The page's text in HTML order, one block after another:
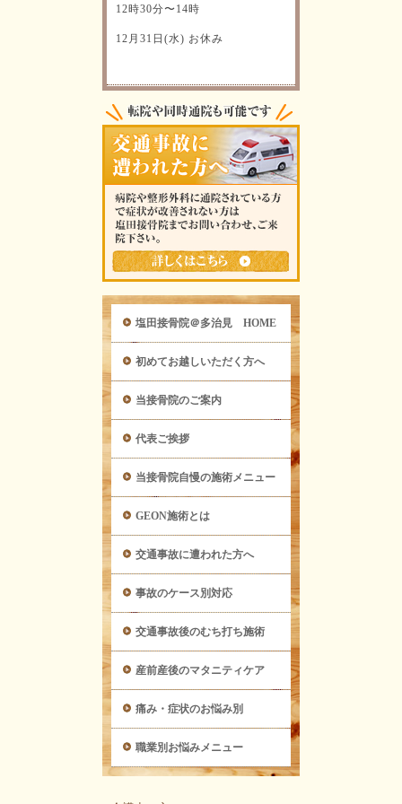
12時30分〜14時
12月31日(水) お休み
塩田接骨院＠多治見 HOME
初めてお越しいただく方へ
当接骨院のご案内
代表ご挨拶
当接骨院自慢の施術メニュー
GEON施術とは
交通事故に遭われた方へ
事故のケース別対応
交通事故後のむち打ち施術
産前産後のマタニティケア
痛み・症状のお悩み別
職業別お悩みメニュー